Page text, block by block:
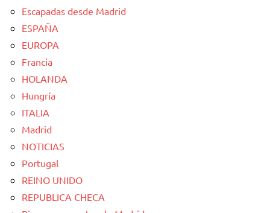
Escapadas desde Madrid
ESPAÑA
EUROPA
Francia
HOLANDA
Hungría
ITALIA
Madrid
NOTICIAS
Portugal
REINO UNIDO
REPUBLICA CHECA